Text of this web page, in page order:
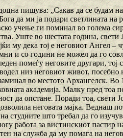
пишува: „Сакав да се будам
да ми ја подари светлината на
учење ги поминал во голема
Уште во шестата година,
му дека тој е неговиот Ангел
и со години не можел да го
помеѓу неговите другари, тој
низ неговиот живот,
во местото Архангелск. Во
академија. Малку пред тоа
да опстане. Поради тоа, свети
неговата мајка. Веднаш
студиите што требал да го
работа за вистинскиот пастир
на служба да му помага на